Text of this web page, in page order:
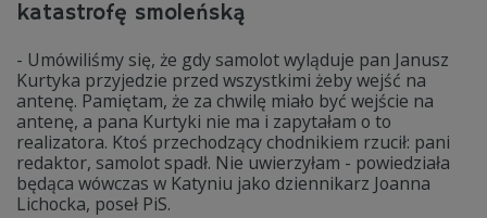
katastrofę smoleńską
- Umówiliśmy się, że gdy samolot wyląduje pan Janusz
Kurtyka przyjedzie przed wszystkimi żeby wejść na
antenę. Pamiętam, że za chwilę miało być wejście na
antenę, a pana Kurtyki nie ma i zapytałam o to
realizatora. Ktoś przechodzący chodnikiem rzucił: pani
redaktor, samolot spadł. Nie uwierzyłam - powiedziała
będąca wówczas w Katyniu jako dziennikarz Joanna
Lichocka, poseł PiS.